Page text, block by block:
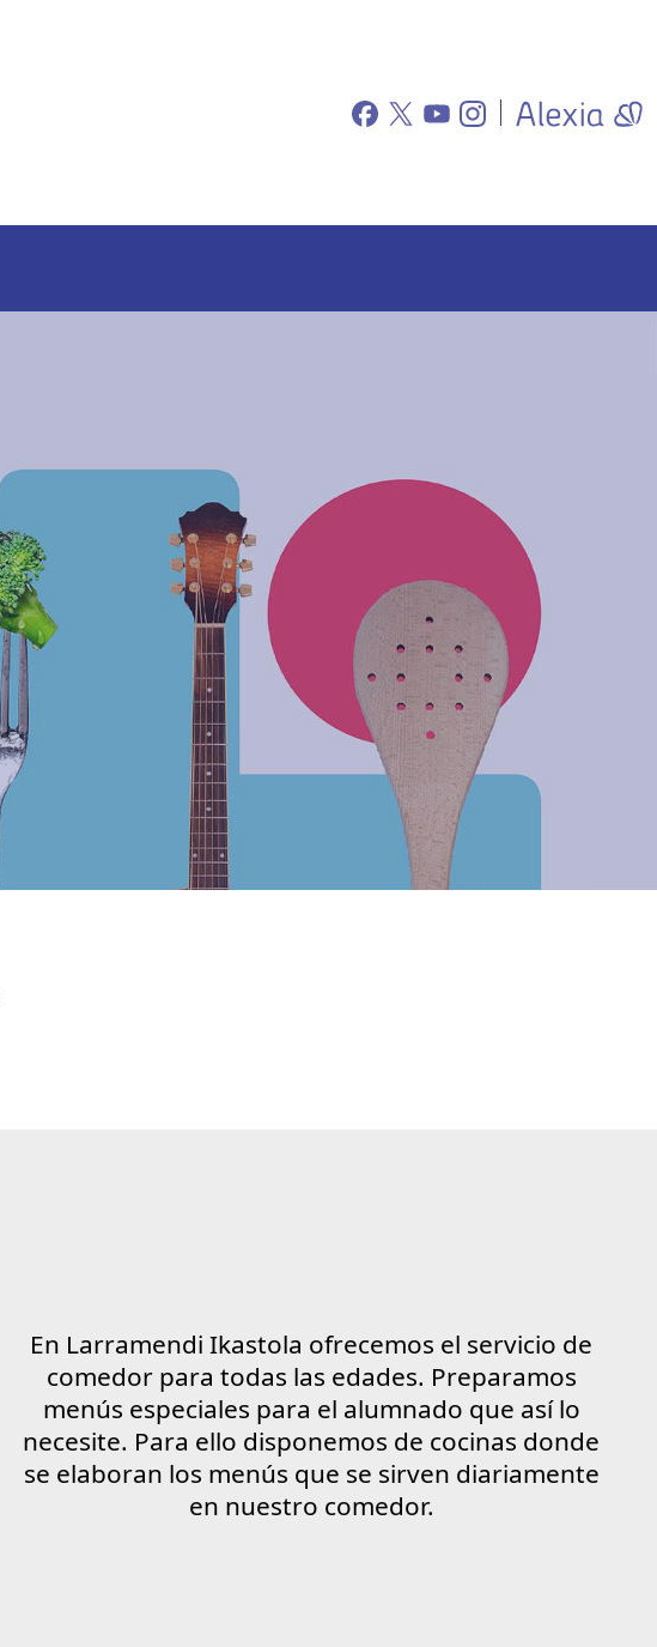
En Larramendi Ikastola ofrecemos el servicio de
comedor para todas las edades. Preparamos
menús especiales para el alumnado que así lo
necesite. Para ello disponemos de cocinas donde
se elaboran los menús que se sirven diariamente
en nuestro comedor.